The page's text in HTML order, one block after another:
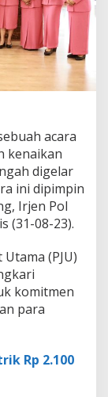
acara
kenaikan
digelar
ini dipimpin
Irjen Pol
(31-08-23).
(PJU)
komitmen
para
Rp 2.100